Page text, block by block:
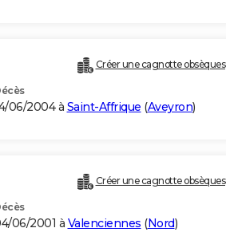
Créer une cagnotte obsèques
06/2004 à Saint-Affrique (Aveyron)
Créer une cagnotte obsèques
06/2001 à Valenciennes (Nord)